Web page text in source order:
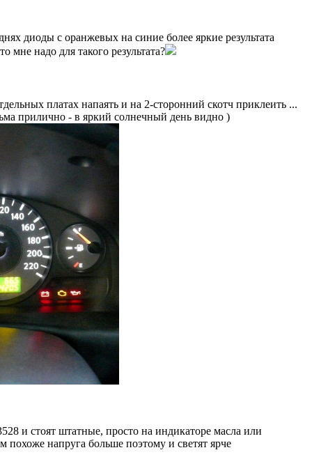
диоды с оранжевых на синие более яркие результата
мне надо для такого результата?
платах напаять и на 2-сторонний скотч приклеить ...
прилично - в яркий солнечный день видно )
и стоят штатные, просто на индикаторе масла или
похоже напруга больше поэтому и светят ярче